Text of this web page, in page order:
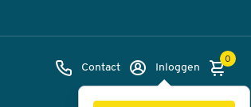
Contact Inloggen
0